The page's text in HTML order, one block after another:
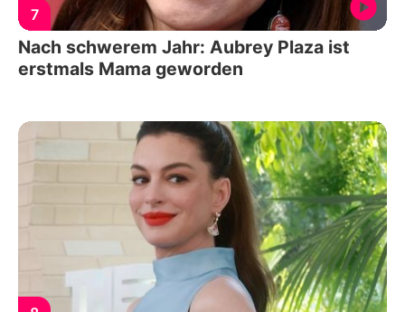
7
Nach schwerem Jahr: Aubrey Plaza ist
erstmals Mama geworden